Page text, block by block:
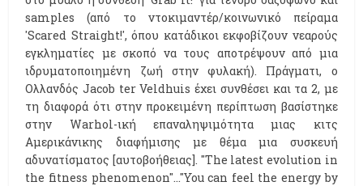
samples (από το ντοκιμαντέρ/κοινωνικό πείραμα
'Scared Straight!', όπου κατάδικοι εκφοβίζουν νεαρούς
εγκληματίες με σκοπό να τους αποτρέψουν από μια
ιδρυματοποιημένη ζωή στην φυλακή). Πράγματι, ο
Ολλανδός Jacob ter Veldhuis έχει συνθέσει και τα 2, με
τη διαφορά ότι στην προκειμένη περίπτωση βασίστηκε
στην Warhol-ική επαναληψιμότητα μιας κιτς
Αμερικάνικης διαφήμισης με θέμα μια συσκευή
αδυνατίσματος [αυτοβοήθειας]. ''The latest evolution in
the fitness phenomenon''...''You can feel the energy by